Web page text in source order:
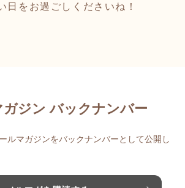
日をお過ごしくださいね！
ガジン バックナンバー
ルマガジンをバックナンバーとして公開し